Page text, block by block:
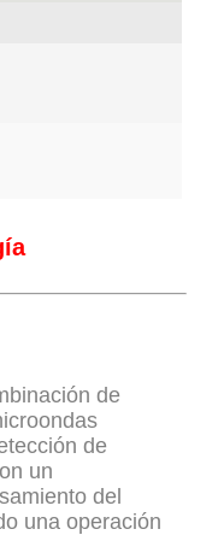
de
de
un
del
una operación